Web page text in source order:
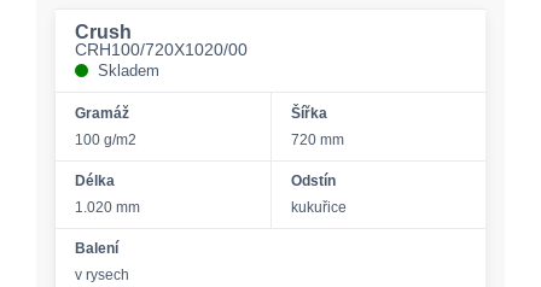
Crush
CRH100/720X1020/00
Skladem
Gramáž
100 g/m2
Šířka
720 mm
Délka
1.020 mm
Odstín
kukuřice
Balení
v rysech